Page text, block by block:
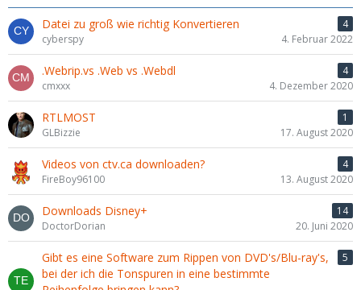
Datei zu groß wie richtig Konvertieren
4
cyberspy
4. Februar 2022
.Webrip.vs .Web vs .Webdl
4
cmxxx
4. Dezember 2020
RTLMOST
1
GLBizzie
17. August 2020
Videos von ctv.ca downloaden?
4
FireBoy96100
13. August 2020
Downloads Disney+
14
DoctorDorian
20. Juni 2020
Gibt es eine Software zum Rippen von DVD's/Blu-ray's,
bei der ich die Tonspuren in eine bestimmte
5